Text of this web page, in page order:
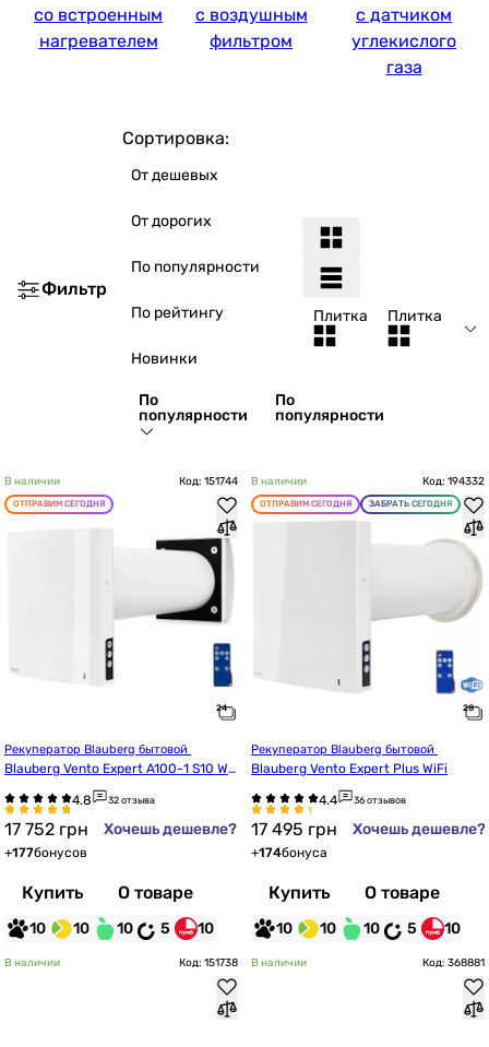
со встроенным
нагревателем
с воздушным
фильтром
с датчиком
углекислого
газа
Фильтр
Сортировка:
От дешевых
От дорогих
По популярности
По рейтингу
Новинки
По
популярности
По
популярности
Плитка Плитка
В наличии Код: 151744
ОТПРАВИМ СЕГОДНЯ
Blauberg Vento Expert A100-1 S10 W
32 отзыва
17 752 грн Хочешь дешевле?
+177бонусов
Купить О товаре
10 10 10 5 10
В наличии Код: 194332
ОТПРАВИМ СЕГОДНЯ ЗАБРАТЬ СЕГОДНЯ
Blauberg Vento Expert Plus WiFi
36 отзывов
17 495 грн Хочешь дешевле?
+174бонуса
Купить О товаре
10 10 10 5 10
В наличии Код: 151738 В наличии Код: 368881